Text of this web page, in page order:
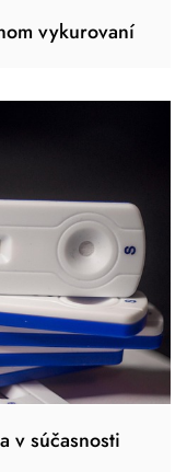
vykurovaní
v súčasnosti